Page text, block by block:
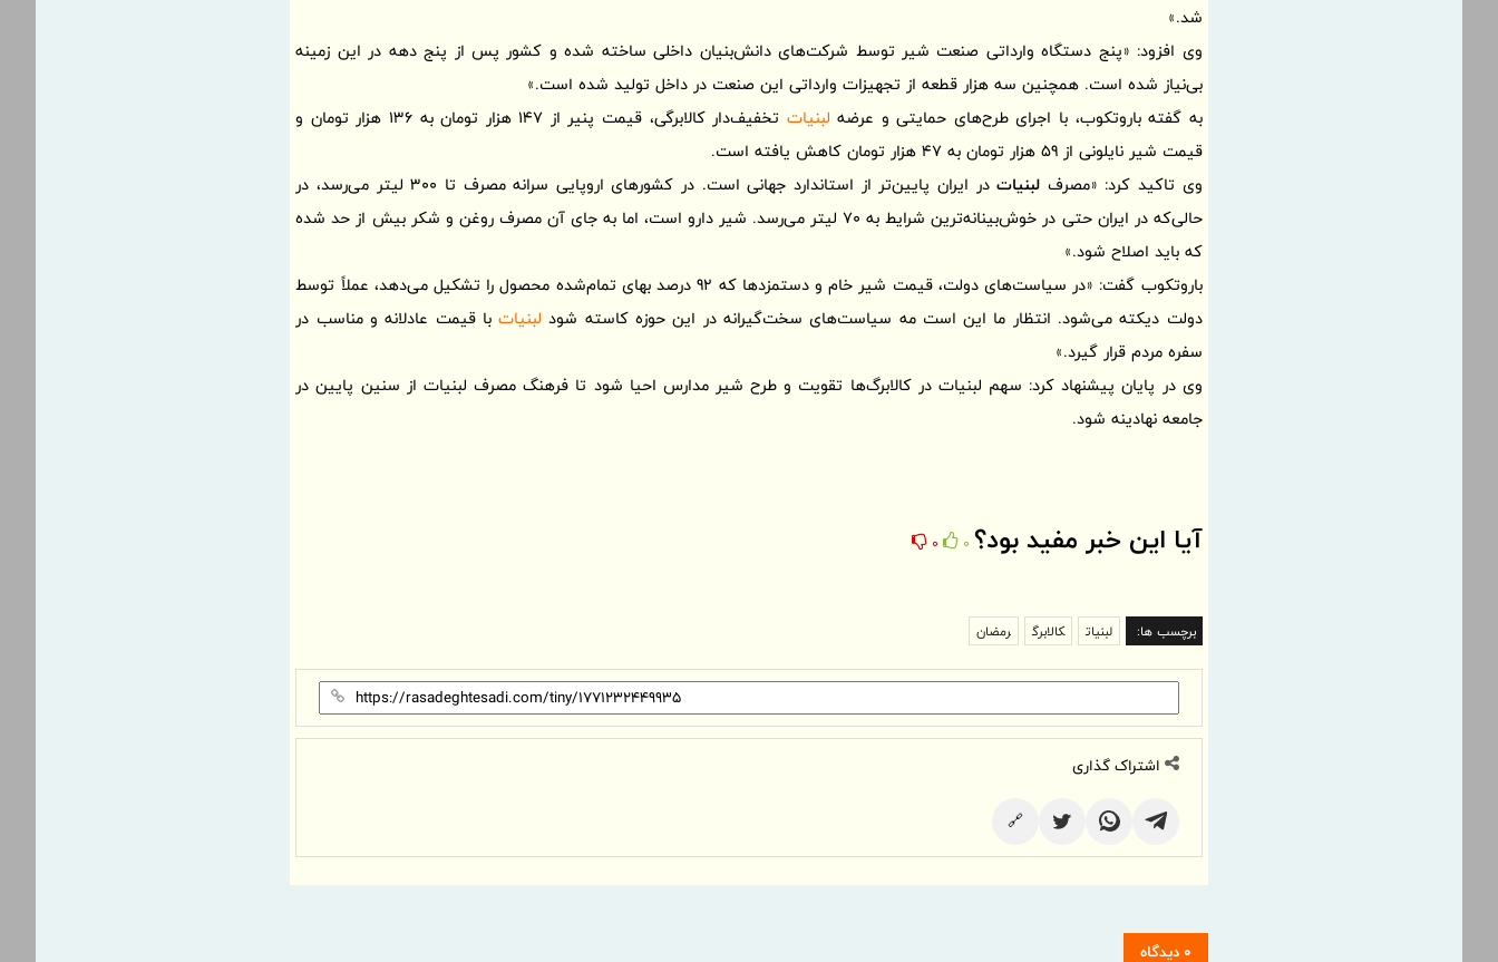
شد.»
وی افزود: «پنج دستگاه وارداتی صنعت شیر توسط شرکت‌های دانش‌بنیان داخلی ساخته شده و کشور پس از پنج دهه در این زمینه
بی‌نیاز شده است. همچنین سه هزار قطعه از تجهیزات وارداتی این صنعت در داخل تولید شده است.»
به گفته باروتکوب، با اجرای طرح‌های حمایتی و عرضه لبنیات
تخفیف‌دار کالابرگی، قیمت پنیر از 147 هزار تومان به 136 هزار تومان و
قیمت شیر نایلونی از 59 هزار تومان به 47 هزار تومان کاهش یافته است.
وی تاکید کرد: «مصرف لبنیات
در ایران پایین‌تر از استاندارد جهانی است. در کشورهای اروپایی سرانه مصرف تا 300 لیتر می‌رسد، در
حالی‌که در ایران حتی در خوش‌بینانه‌ترین شرایط به 70 لیتر می‌رسد. شیر دارو است، اما به جای آن مصرف روغن و شکر بیش از حد شده
که باید اصلاح شود.»
باروتکوب گفت: «در سیاست‌های دولت، قیمت شیر خام و دستمزدها که 92 درصد بهای تمام‌شده محصول را تشکیل می‌دهد، عملاً توسط
دولت دیکته می‌شود. انتظار ما این است مه سیاست‌های سخت‌گیرانه در این حوزه کاسته شود لبنیاتبا قیمت عادلانه و مناسب در
سفره مردم قرار گیرد.»
وی در پایان پیشنهاد کرد: سهم لبنیات در کالابرگ‌ها تقویت و طرح شیر مدارس احیا شود تا فرهنگ مصرف لبنیات از سنین پایین در
جامعه نهادینه شود.
آیا این خبر مفید بود؟ 0
0
برچسب ها: لبنیات کالابرگ رمضان
اشتراک گذاری
🔗
0 دیدگاه